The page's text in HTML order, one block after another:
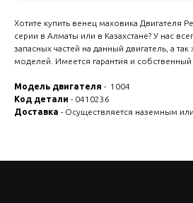
Хотите купить венец маховика Двигателя
серии в Алматы или в Казахстане? У нас
запасных частей на данный двигатель, а
моделей. Имеется гарантия и собственный
Модель двигателя - 1004
Код детали - 0410236
Доставка - Осуществляется наземным